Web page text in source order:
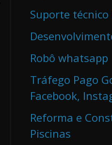
Suporte técnico
Robô whatsapp
Tráfego Pago
Facebook,
Reforma e
Piscinas